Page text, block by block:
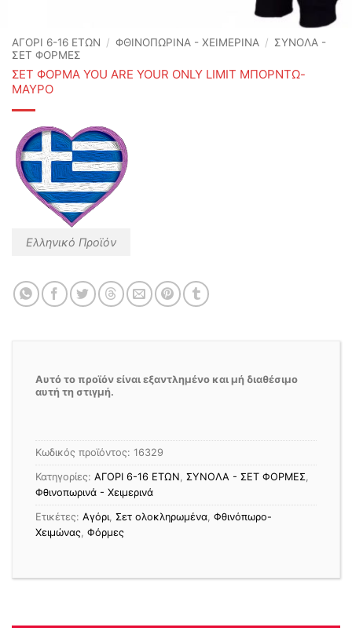
ΑΓΟΡΙ 6-16 ΕΤΩΝ / ΦΘΙΝΟΠΩΡΙΝΆ - ΧΕΙΜΕΡΙΝΆ / ΣΥΝΟΛΑ -
ΣΕΤ ΦΟΡΜΕΣ
ΣΕΤ ΦΟΡΜΑ YOU ARE YOUR ONLY LIMIT ΜΠΟΡΝΤΩ-
ΜΑΥΡΟ
Ελληνικό Προϊόν
Αυτό το προϊόν είναι εξαντλημένο και μή διαθέσιμο
αυτή τη στιγμή.
Κωδικός προϊόντος: 16329
Κατηγορίες: ΑΓΟΡΙ 6-16 ΕΤΩΝ, ΣΥΝΟΛΑ - ΣΕΤ ΦΟΡΜΕΣ,
Φθινοπωρινά - Χειμερινά
Ετικέτες: Αγόρι, Σετ ολοκληρωμένα, Φθινόπωρο-
Χειμώνας, Φόρμες